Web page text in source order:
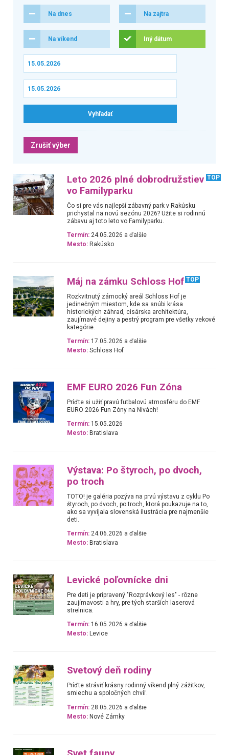
Na dnes Na zajtra
Na víkend Iný dátum
Zrušiť výber
Leto 2026 plné dobrodružstiev
vo Familyparku
TOP
Čo si pre vás najlepší zábavný park v Rakúsku
prichystal na novú sezónu 2026? Užite si rodinnú
zábavu aj toto leto vo Familyparku.
Termín: 24.05.2026 a ďalšie
Mesto: Rakúsko
Máj na zámku Schloss Hof TOP
Rozkvitnutý zámocký areál Schloss Hof je
jedinečným miestom, kde sa snúbi krása
historických záhrad, cisárska architektúra,
zaujímavé dejiny a pestrý program pre všetky vekové
kategórie.
Termín: 17.05.2026 a ďalšie
Mesto: Schloss Hof
EMF EURO 2026 Fun Zóna
Príďte si užiť pravú futbalovú atmosféru do EMF
EURO 2026 Fun Zóny na Nivách!
Termín: 15.05.2026
Mesto: Bratislava
Výstava: Po štyroch, po dvoch,
po troch
TOTO! je galéria pozýva na prvú výstavu z cyklu Po
štyroch, po dvoch, po troch, ktorá poukazuje na to,
ako sa vyvíjala slovenská ilustrácia pre najmenšie
deti.
Termín: 24.06.2026 a ďalšie
Mesto: Bratislava
Levické poľovnícke dni
Pre deti je pripravený "Rozprávkový les" - rôzne
zaujímavosti a hry, pre tých starších laserová
strelnica.
Termín: 16.05.2026 a ďalšie
Mesto: Levice
Svetový deň rodiny
Príďte stráviť krásny rodinný víkend plný zážitkov,
smiechu a spoločných chvíľ.
Termín: 28.05.2026 a ďalšie
Mesto: Nové Zámky